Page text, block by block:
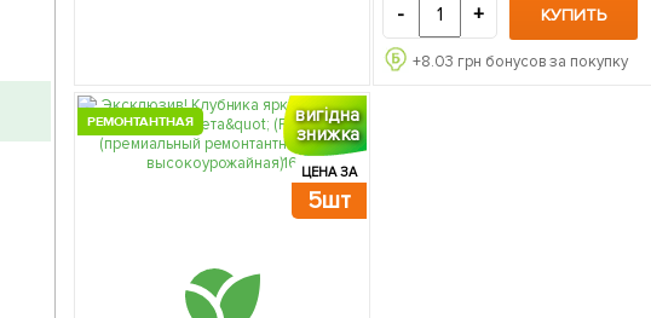
- + КУПИТЬ
+8.03 грн бонусов за покупку
вигідна
знижка
ЦЕНА ЗА
5шт
РЕМОНТАНТНАЯ